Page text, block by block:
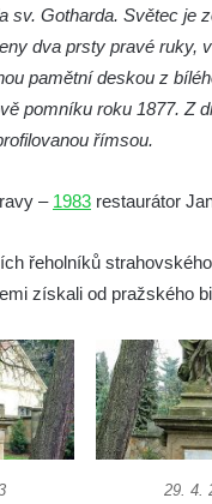
sv. Gotharda. Světec je
dva prsty pravé ruky,
pamětní deskou z
pomníku roku 1877. Z
římsou.
– 1983 restaurátor
řeholníků
získali od pražského
29. 4.